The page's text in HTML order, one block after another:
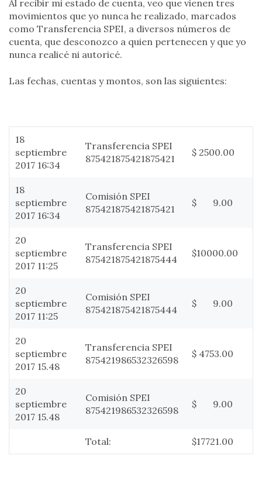
Al recibir mi estado de cuenta, veo que vienen tres
movimientos que yo nunca he realizado, marcados
como Transferencia SPEI, a diversos números de
cuenta, que desconozco a quien pertenecen y que yo
nunca realicé ni autoricé.
Las fechas, cuentas y montos, son las siguientes:
18
septiembre
2017 16:34
Transferencia SPEI
875421875421875421
$ 2500.00
18
septiembre
2017 16:34
Comisión SPEI
875421875421875421
$ 9.00
20
septiembre
2017 11:25
Transferencia SPEI
875421875421875444
$10000.00
20
septiembre
2017 11:25
Comisión SPEI
875421875421875444
$ 9.00
20
septiembre
2017 15.48
Transferencia SPEI
875421986532326598
$ 4753.00
20
septiembre
2017 15.48
Comisión SPEI
875421986532326598
$ 9.00
Total: $17721.00